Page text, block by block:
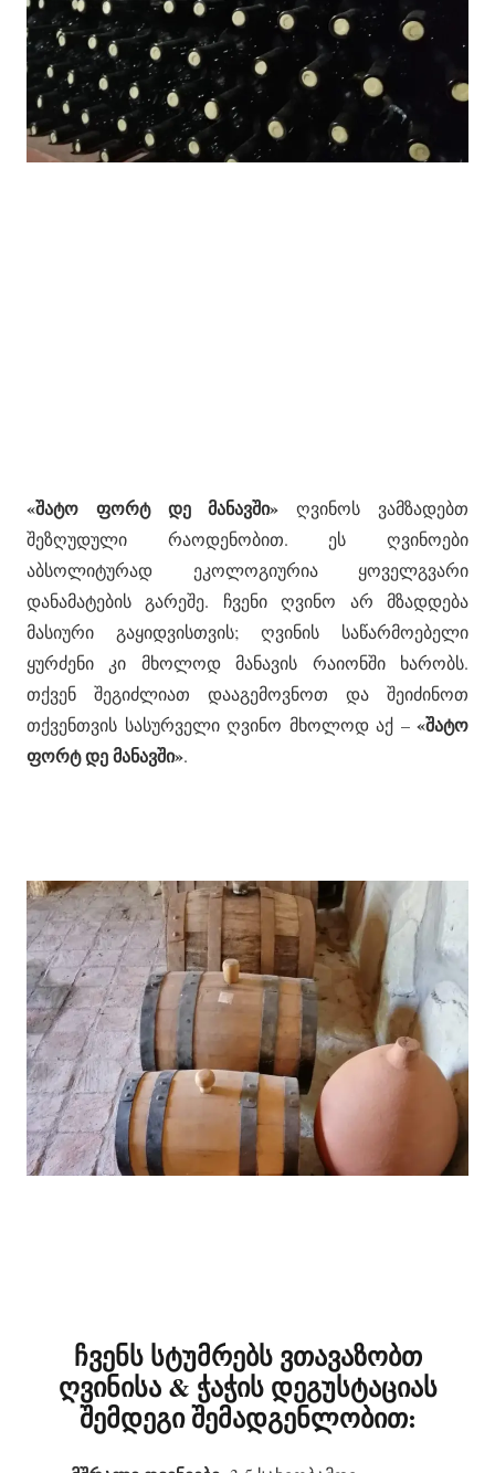
«შატო ფორტ დე მანავში» ღვინოს ვამზადებთ
შეზღუდული რაოდენობით. ეს ღვინოები
აბსოლიტურად ეკოლოგიურია ყოველგვარი
დანამატების გარეშე. ჩვენი ღვინო არ მზადდება
მასიური გაყიდვისთვის; ღვინის საწარმოებელი
ყურძენი კი მხოლოდ მანავის რაიონში ხარობს.
თქვენ შეგიძლიათ დააგემოვნოთ და შეიძინოთ
თქვენთვის სასურველი ღვინო მხოლოდ აქ – «შატო
ფორტ დე მანავში».
ჩვენს სტუმრებს ვთავაზობთ
ღვინისა & ჭაჭის დეგუსტაციას
შემდეგი შემადგენლობით: